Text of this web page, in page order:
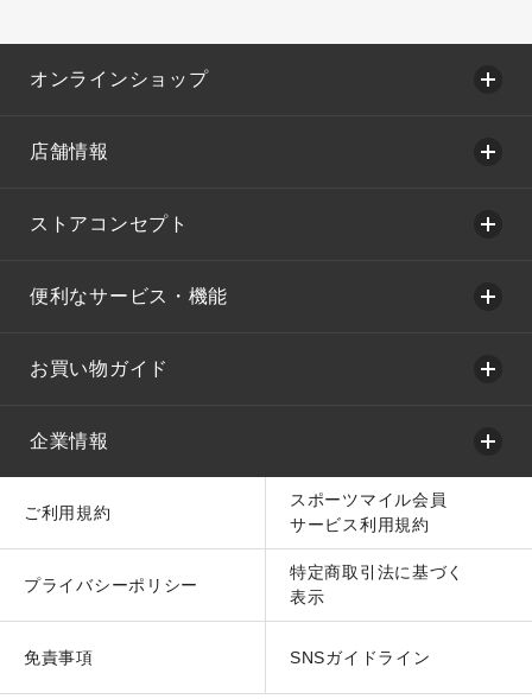
オンラインショップ
店舗情報
ストアコンセプト
便利なサービス・機能
お買い物ガイド
企業情報
ご利用規約
スポーツマイル会員
サービス利用規約
プライバシーポリシー
特定商取引法に基づく
表示
免責事項 SNSガイドライン